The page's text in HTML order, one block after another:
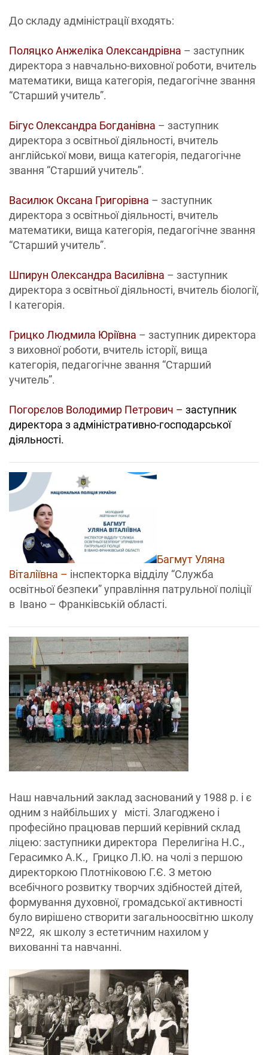
До складу адміністрації входять:
Поляцко Анжеліка Олександрівна – заступник
директора з навчально-виховної роботи, вчитель
математики, вища категорія, педагогічне звання
“Старший учитель”.
Бігус Олександра Богданівна – заступник
директора з освітньої діяльності, вчитель
англійської мови, вища категорія, педагогічне
звання “Старший учитель”.
Василюк Оксана Григорівна – заступник
директора з освітньої діяльності, вчитель
математики, вища категорія, педагогічне звання
“Старший учитель”.
Шпирун Олександра Василівна – заступник
директора з освітньої діяльності, вчитель біології,
І категорія.
Грицко Людмила Юріївна – заступник директора
з виховної роботи, вчитель історії, вища
категорія, педагогічне звання “Старший
учитель”.
Погорєлов Володимир Петрович – заступник
директора з адміністративно-господарської
діяльності.
Багмут Уляна
Віталіївна – інспекторка відділу “Служба
освітньої безпеки” управління патрульної поліції
в Івано – Франківській області.
Наш навчальний заклад заснований у 1988 р. і є
одним з найбільших у місті. Злагоджено і
професійно працював перший керівний склад
ліцею: заступники директора Перелигіна Н.С.,
Герасимко А.К., Грицко Л.Ю. на чолі з першою
директоркою Плотніковою Г.Є. З метою
всебічного розвитку творчих здібностей дітей,
формування духовної, громадської активності
було вирішено створити загальноосвітню школу
№22, як школу з естетичним нахилом у
вихованні та навчанні.